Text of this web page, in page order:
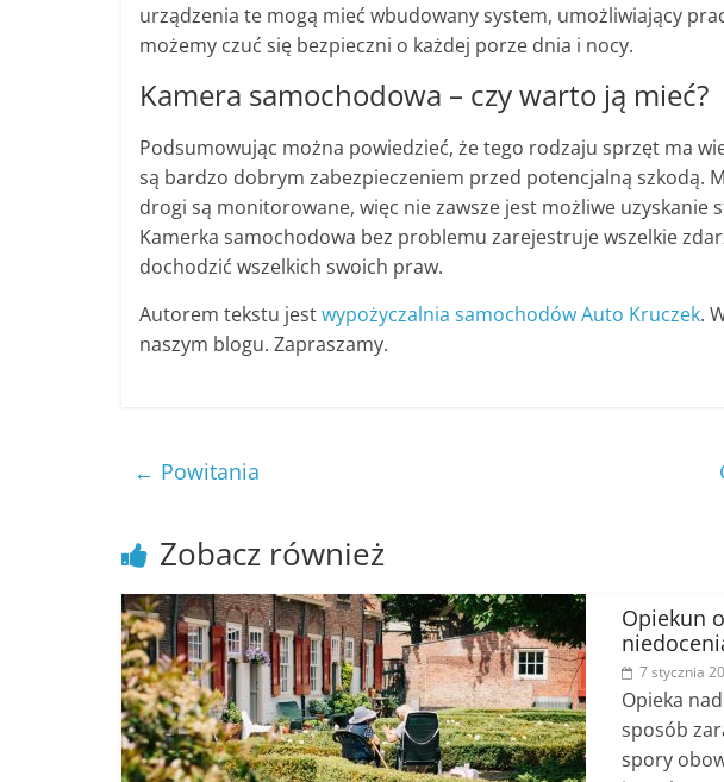
urządzenia te mogą mieć wbudowany system, umożliwiający
możemy czuć się bezpieczni o każdej porze dnia i nocy.
Kamera samochodowa – czy warto ją mieć?
Podsumowując można powiedzieć, że tego rodzaju sprzęt ma
są bardzo dobrym zabezpieczeniem przed potencjalną szkodą.
drogi są monitorowane, więc nie zawsze jest możliwe uzyskanie
Kamerka samochodowa bez problemu zarejestruje wszelkie
dochodzić wszelkich swoich praw.
Autorem tekstu jestwypożyczalnia samochodów Auto Kruczek.
naszym blogu. Zapraszamy.
← Powitania
Zobacz również
Opiekun
7 stycznia
Opieka
sposób
spory